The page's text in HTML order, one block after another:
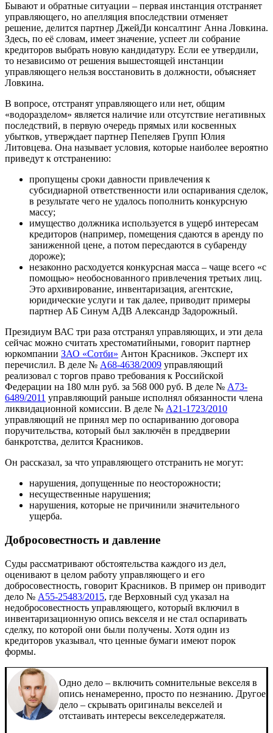
Бывают и обратные ситуации – первая инстанция отстраняет
управляющего, но апелляция впоследствии отменяет
решение, делится партнер ДжейДи консалтинг Анна Ловкина.
Здесь, по её словам, имеет значение, успеет ли собрание
кредиторов выбрать новую кандидатуру. Если ее утвердили,
то независимо от решения вышестоящей инстанции
управляющего нельзя восстановить в должности, объясняет
Ловкина.
В вопросе, отстранят управляющего или нет, общим
«водоразделом» является наличие или отсутствие негативных
последствий, в первую очередь прямых или косвенных
убытков, утверждает партнер Пепеляев Групп Юлия
Литовцева. Она называет условия, которые наиболее вероятно
приведут к отстранению:
пропущены сроки давности привлечения к
субсидиарной ответственности или оспаривания сделок,
в результате чего не удалось пополнить конкурсную
массу;
имущество должника используется в ущерб интересам
кредиторов (например, помещения сдаются в аренду по
заниженной цене, а потом пересдаются в субаренду
дороже);
незаконно расходуется конкурсная масса – чаще всего «с
помощью» необоснованного привлечения третьих лиц.
Это архивирование, инвентаризация, агентские,
юридические услуги и так далее, приводит примеры
партнер АБ Синум АДВ Александр Задорожный.
Президиум ВАС три раза отстранял управляющих, и эти дела
сейчас можно считать хрестоматийными, говорит партнер
юркомпании ЗАО «Сотби» Антон Красников. Эксперт их
перечислил. В деле № А68-4638/2009 управляющий
реализовал с торгов право требования к Российской
Федерации на 180 млн руб. за 568 000 руб. В деле № А73-
6489/2011 управляющий раньше исполнял обязанности члена
ликвидационной комиссии. В деле № А21-1723/2010
управляющий не принял мер по оспариванию договора
поручительства, который был заключён в преддверии
банкротства, делится Красников.
Он рассказал, за что управляющего отстранить не могут:
нарушения, допущенные по неосторожности;
несущественные нарушения;
нарушения, которые не причинили значительного
ущерба.
Добросовестность и давление
Суды рассматривают обстоятельства каждого из дел,
оценивают в целом работу управляющего и его
добросовестность, говорит Красников. В пример он приводит
дело № А55-25483/2015, где Верховный суд указал на
недобросовестность управляющего, который включил в
инвентаризационную опись векселя и не стал оспаривать
сделку, по которой они были получены. Хотя один из
кредиторов указывал, что ценные бумаги имеют порок
формы.
Одно дело – включить сомнительные векселя в
опись ненамеренно, просто по незнанию. Другое
дело – скрывать оригиналы векселей и
отстаивать интересы векселедержателя.